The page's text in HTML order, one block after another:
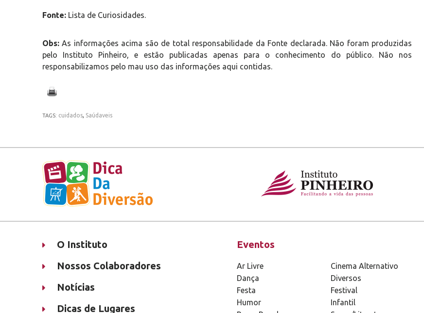
Fonte: Lista de Curiosidades.
Obs:As informações acima são de total responsabilidade da Fonte declarada. Não foram produzidas
pelo Instituto Pinheiro, e estão publicadas apenas para o conhecimento do público. Não nos
responsabilizamos pelo mau uso das informações aqui contidas.
TAGS: cuidados, Saúdaveis
O Instituto
Nossos Colaboradores
Notícias
Dicas de Lugares
Eventos
Ar Livre Cinema Alternativo
Dança
Diversos
Festa
Festival
Humor
Infantil